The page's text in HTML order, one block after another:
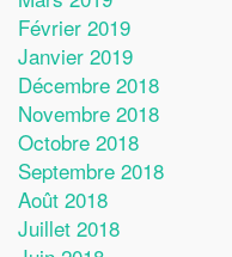
Février 2019
Janvier 2019
Décembre 2018
Novembre 2018
Octobre 2018
Septembre 2018
Août 2018
Juillet 2018